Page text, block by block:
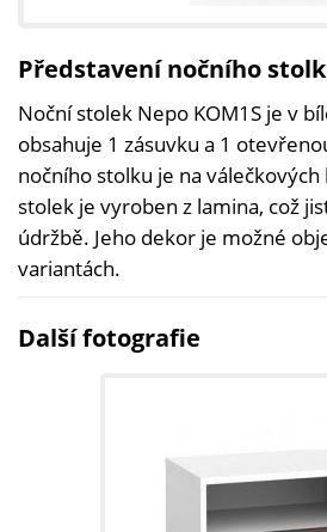
Představení nočního
Noční stolek Nepo KOM1S je v
obsahuje 1 zásuvku a 1
nočního stolku je na
stolek je vyroben z lamina, což
údržbě. Jeho dekor je možné
variantách.
Další fotografie